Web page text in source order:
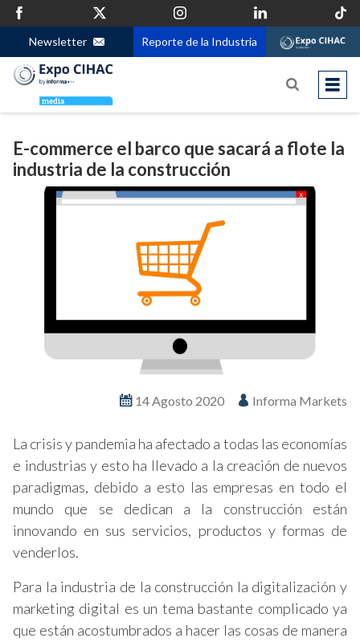
Newsletter Reporte de la Industria
E-commerce el barco que sacará a flote la
industria de la construcción
14 Agosto 2020 Informa Markets
La crisis y pandemia ha afectado a todas las economías
e industrias y esto ha llevado a la creación de nuevos
paradigmas, debido a esto las empresas en todo el
mundo que se dedican a la construcción están
innovando en sus servicios, productos y formas de
venderlos.
Para la industria de la construcción la digitalización y
marketing digital es un tema bastante complicado ya
que están acostumbrados a hacer las cosas de manera